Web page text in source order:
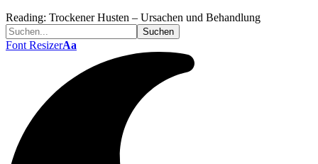
Reading: Trockener Husten – Ursachen und Behandlung
Font ResizerAa